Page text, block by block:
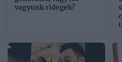
vagyunk ridegek?